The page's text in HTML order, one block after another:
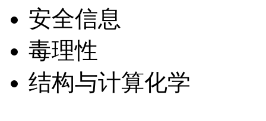
安全信息
毒理性
结构与计算化学